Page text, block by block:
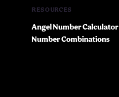
RESOURCES
Angel Number Calculator
Number Combinations